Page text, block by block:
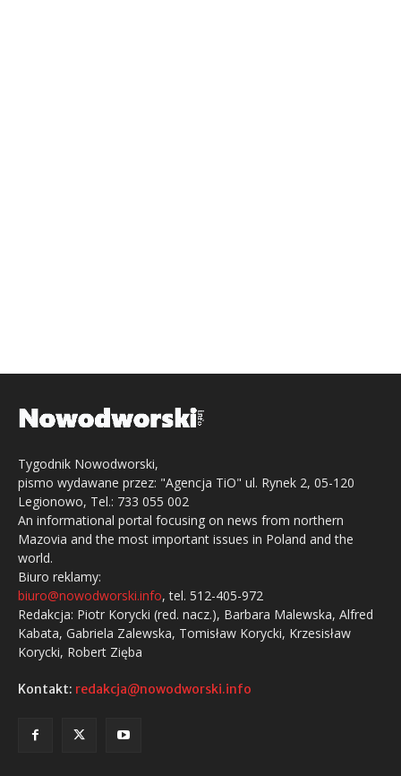
Tygodnik Nowodworski,
pismo wydawane przez: "Agencja TiO" ul. Rynek 2, 05-120
Legionowo, Tel.: 733 055 002
An informational portal focusing on news from northern
Mazovia and the most important issues in Poland and the
world.
Biuro reklamy:
biuro@nowodworski.info, tel. 512-405-972
Redakcja: Piotr Korycki (red. nacz.), Barbara Malewska, Alfred
Kabata, Gabriela Zalewska, Tomisław Korycki, Krzesisław
Korycki, Robert Zięba
Kontakt: redakcja@nowodworski.info